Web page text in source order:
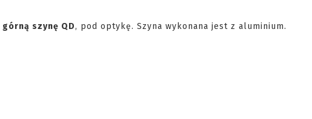
górną szynę QD, pod optykę. Szyna wykonana jest z aluminium.